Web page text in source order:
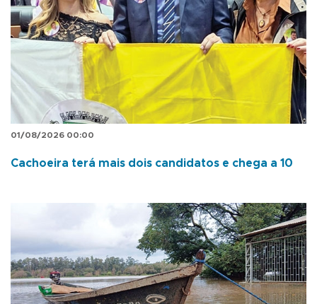
01/08/2026 00:00
Cachoeira terá mais dois candidatos e chega a 10